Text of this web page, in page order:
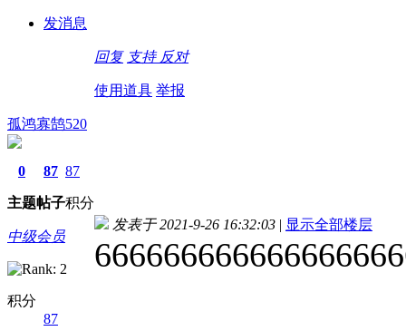
发消息
回复 支持 反对
使用道具 举报
孤鸿寡鹄520
0
主题
87
帖子
87
积分
中级会员
积分
87
发表于 2021-9-26 16:32:03 | 显示全部楼层